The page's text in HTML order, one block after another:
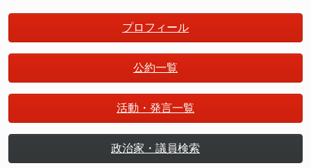
プロフィール
公約一覧
活動・発言一覧
政治家・議員検索